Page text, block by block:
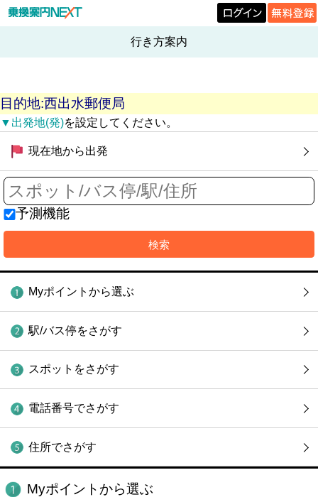
行き方案内
目的地:西出水郵便局
▼出発地(発)を設定してください。
現在地から出発
予測機能
Myポイントから選ぶ
駅/バス停をさがす
スポットをさがす
電話番号でさがす
住所でさがす
Myポイントから選ぶ